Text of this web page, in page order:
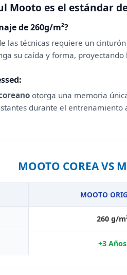
Mooto es el estándar
de 260g/m²?
las técnicas requiere un
su caída y forma,
otorga una memoria
durante el entrenamiento
MOOTO COREA VS
MOOTO
260 g/
+3 Años